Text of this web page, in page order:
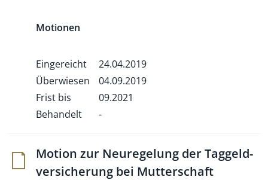
Motionen
Eingereicht
24.04.2019
Überwiesen
04.09.2019
Frist bis
09.2021
Behandelt
-
Motion zur Neu­re­ge­lung der Tag­geld­
ver­si­che­rung bei Mutterschaft